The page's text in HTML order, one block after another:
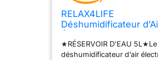
RELAX4LIFE
Déshumidificateur
㎡ Réservoir d'eau 5L,
Fonction Sèche Linge
★RÉSERVOIR D’EAU 5L★Le
déshumidificateur d’air